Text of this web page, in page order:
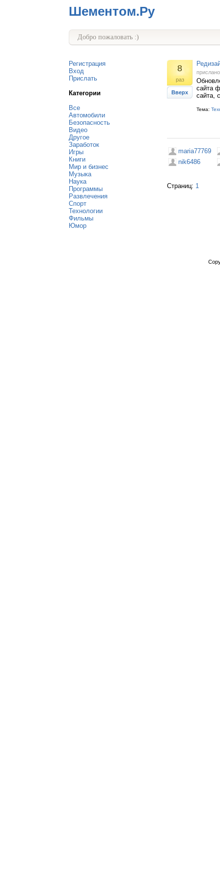
Шементом.Ру
Добро пожаловать :)
Регистрация
Вход
Прислать
Категории
Все
Автомобили
Безопасность
Видео
Другое
Заработок
Игры
Книги
Мир и бизнес
Музыка
Наука
Программы
Развлечения
Спорт
Технологии
Фильмы
Юмор
8
раз
Вверх
сайта
сайта,
Тема:
maria77769
nik6486
Страниц: 1